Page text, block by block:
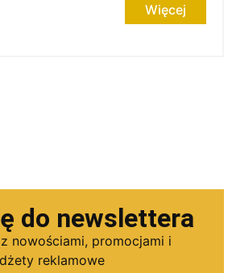
Więcej
do newslettera
nowościami, promocjami i
reklamowe